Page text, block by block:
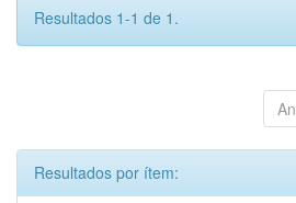
Resultados 1-1 de 1.
Resultados por ítem: